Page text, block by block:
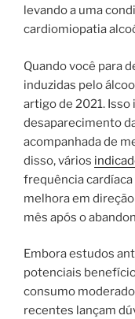
levando a uma
cardiomiopatia
Quando você para
induzidas pelo
artigo de 2021.
desaparecimento
acompanhada de
disso, vários
frequência
melhora em
mês após o
Embora estudos
potenciais
consumo
recentes lançam